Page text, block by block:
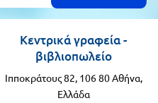
Κεντρικά γραφεία -
βιβλιοπωλείο
Ιπποκράτους 82, 106 80 Αθήνα,
Ελλάδα